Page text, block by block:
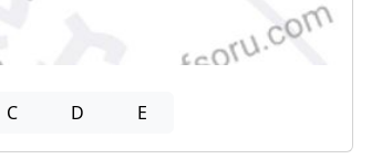
C D E